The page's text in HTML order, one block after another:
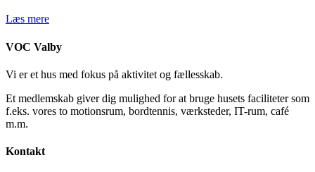
Læs mere
VOC Valby
Vi er et hus med fokus på aktivitet og fællesskab.
Et medlemskab giver dig mulighed for at bruge husets faciliteter som
f.eks. vores to motionsrum, bordtennis, værksteder, IT-rum, café
m.m.
Kontakt